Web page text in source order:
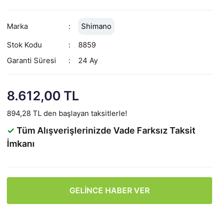
Marka
Shimano
Stok Kodu
8859
Garanti Süresi
24 Ay
8.612,00 TL
894,28 TL den başlayan taksitlerle!
✓ Tüm Alışverişlerinizde Vade Farksız Taksit
İmkanı
GELİNCE HABER VER